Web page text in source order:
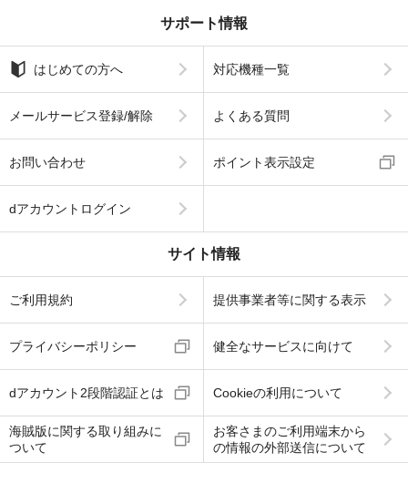
サポート情報
はじめての方へ 対応機種一覧
メールサービス登録/解除 よくある質問
お問い合わせ ポイント表示設定
dアカウントログイン
サイト情報
ご利用規約 提供事業者等に関する表示
プライバシーポリシー 健全なサービスに向けて
dアカウント2段階認証とは Cookieの利用について
海賊版に関する取り組みに
ついて
お客さまのご利用端末から
の情報の外部送信について